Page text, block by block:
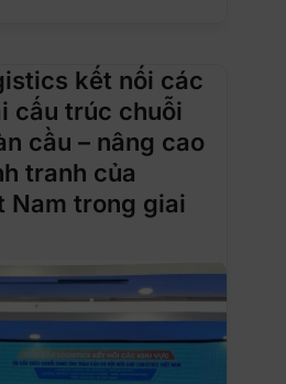
kết nối các
cấu trúc chuỗi
cầu – nâng cao
tranh của
Nam trong giai